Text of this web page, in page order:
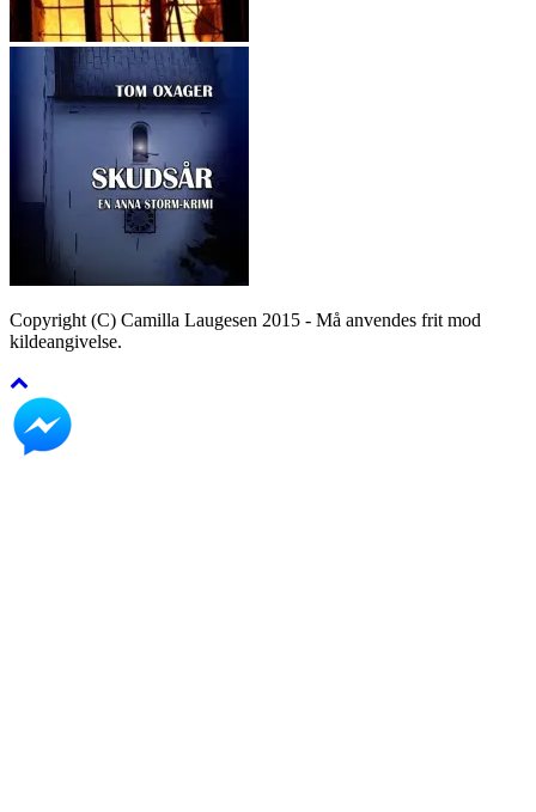
Copyright (C) Camilla Laugesen 2015 - Må anvendes frit mod
kildeangivelse.